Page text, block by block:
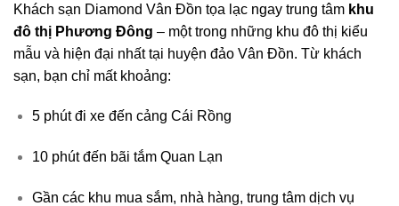
Khách sạn Diamond Vân Đồn tọa lạc ngay trung tâm khu
đô thị Phương Đông – một trong những khu đô thị kiểu
mẫu và hiện đại nhất tại huyện đảo Vân Đồn. Từ khách
sạn, bạn chỉ mất khoảng:
5 phút đi xe đến cảng Cái Rồng
10 phút đến bãi tắm Quan Lạn
Gần các khu mua sắm, nhà hàng, trung tâm dịch vụ